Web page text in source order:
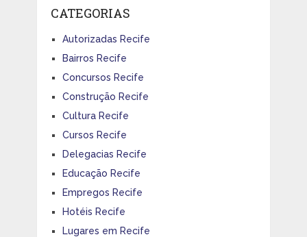
CATEGORIAS
Autorizadas Recife
Bairros Recife
Concursos Recife
Construção Recife
Cultura Recife
Cursos Recife
Delegacias Recife
Educação Recife
Empregos Recife
Hotéis Recife
Lugares em Recife